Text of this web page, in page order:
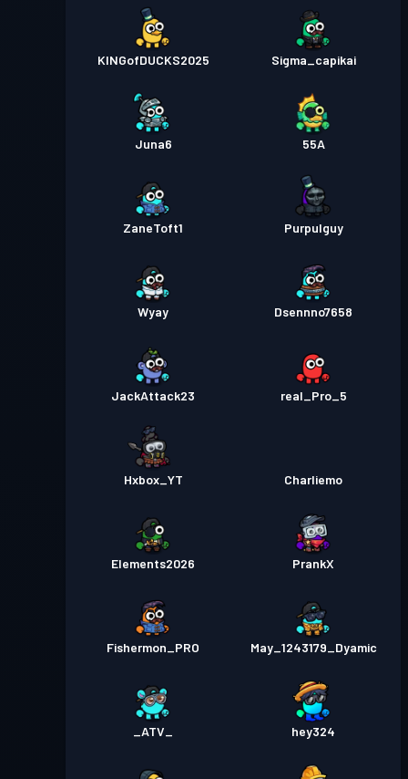
KINGofDUCKS2025 Sigma_capikai
Juna6 55A
ZaneToft1 Purpulguy
Wyay Dsennno7658
JackAttack23 real_Pro_5
Hxbox_YT Charliemo
Elements2026 PrankX
Fishermon_PRO May_1243179_Dyamic
_ATV_ hey324